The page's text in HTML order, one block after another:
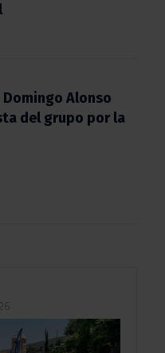
Alonso
del grupo por la